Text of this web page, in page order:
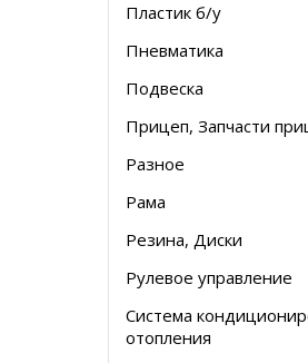
Пластик б/у
Пневматика
Подвеска
Прицеп, Запчасти
Разное
Рама
Резина, Диски
Рулевое управление
Система
отопления